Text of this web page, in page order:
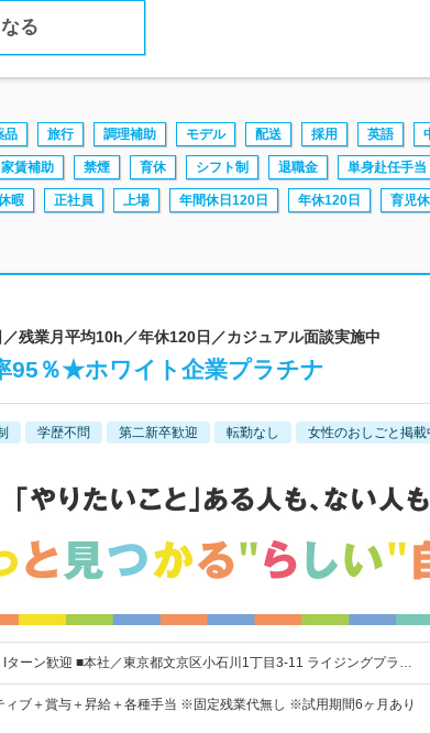
る
品 旅行 調理補助 モデル 配送 採用 英語
家賃補助 禁煙 育休 シフト制 退職金 単身赴任手当
暇 正社員 上場 年間休日120日 年休120日 育児
残業月平均10h／年休120日／カジュアル面談実施中
95％★ホワイト企業プラチナ
学歴不問 第二新卒歓迎 転勤なし 女性のおしごと掲載
ーン歓迎 ■本社／東京都文京区小石川1丁目3-11 ライジングプラ…
ィブ＋賞与＋昇給＋各種手当 ※固定残業代無し ※試用期間6ヶ月あり